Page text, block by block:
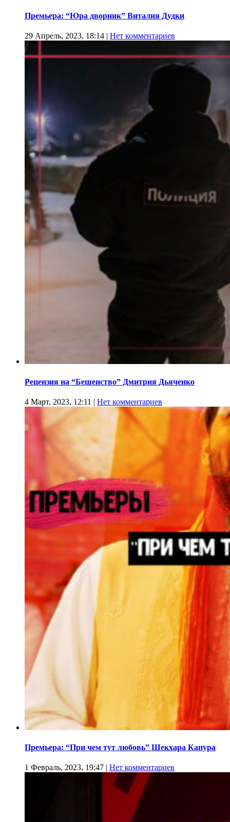
Премьера: “Юра дворник” Виталия Дудки
29 Апрель, 2023, 18:14 | Нет комментариев
Рецензия на “Бешенство” Дмитрия Дьяченко
4 Март, 2023, 12:11 | Нет комментариев
Премьера: “При чем тут любовь” Шекхара Капура
1 Февраль, 2023, 19:47 | Нет комментариев